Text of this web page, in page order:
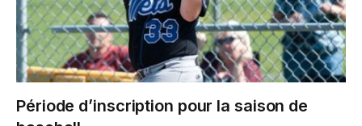
Période d’inscription pour la saison de